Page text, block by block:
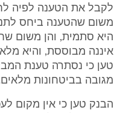
לקבל את הטענה לפיה
משום שהטענה ביחס
היא סתמית, והן משום
איננה מבוססת, והיא
טען כי נסתרה טענת
מגובה בביטחונות
הבנק טען כי אין מקום